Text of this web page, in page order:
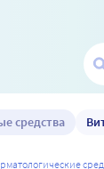
средства